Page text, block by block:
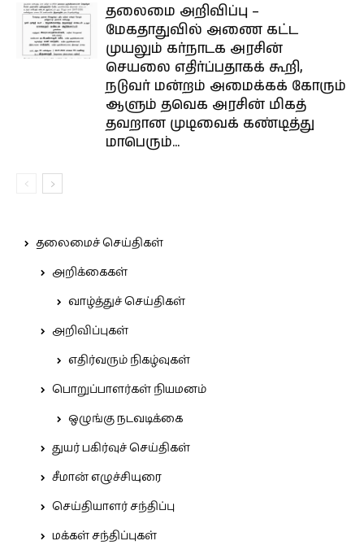
தலைமை அறிவிப்பு –
மேகதாதுவில் அணை கட்ட
முயலும் கர்நாடக அரசின்
செயலை எதிர்ப்பதாகக் கூறி,
நடுவர் மன்றம் அமைக்கக் கோரும்
ஆளும் தவெக அரசின் மிகத்
தவறான முடிவைக் கண்டித்து
மாபெரும்...
தலைமைச் செய்திகள்
அறிக்கைகள்
வாழ்த்துச் செய்திகள்
அறிவிப்புகள்
எதிர்வரும் நிகழ்வுகள்
பொறுப்பாளர்கள் நியமனம்
ஒழுங்கு நடவடிக்கை
துயர் பகிர்வுச் செய்திகள்
சீமான் எழுச்சியுரை
செய்தியாளர் சந்திப்பு
மக்கள் சந்திப்புகள்